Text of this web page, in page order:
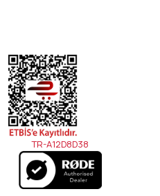
TR-A12D8D38